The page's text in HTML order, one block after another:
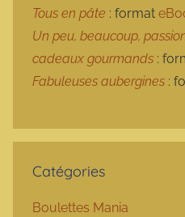
Tous en pâte : format
Un peu, beaucoup,
cadeaux gourmands :
Fabuleuses aubergines :
Catégories
Boulettes Mania